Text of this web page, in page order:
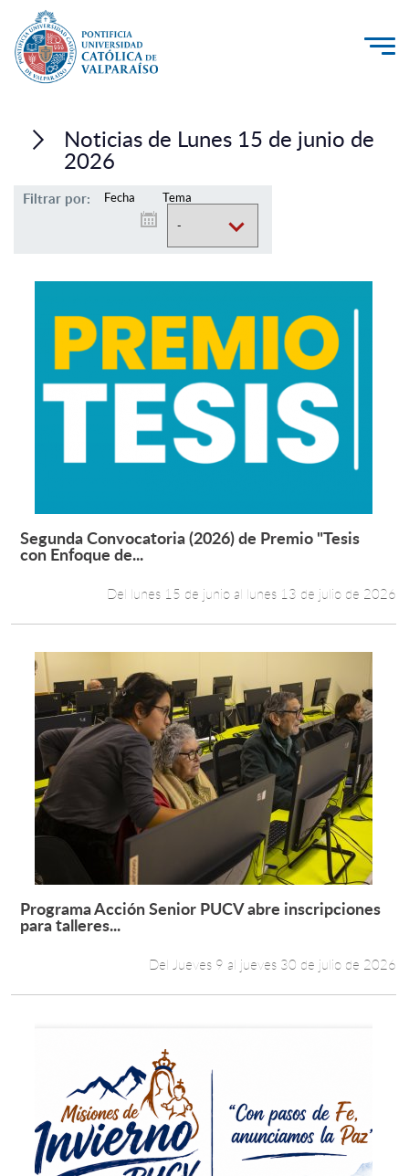
Investigación, Creación e Innovación
Vinculación con el Medio
Admisión
Pregrado
Formación Continua
Estudiantes
Funcionarios
Alumni
Noticias de Lunes 15 de junio de
2026
Filtrar por: Fecha Tema
Leer más +
Segunda Convocatoria (2026) de Premio "Tesis
con Enfoque de...
Del lunes 15 de junio al lunes 13 de julio de 2026
Leer más +
Programa Acción Senior PUCV abre inscripciones
para talleres...
Del Jueves 9 al jueves 30 de julio de 2026